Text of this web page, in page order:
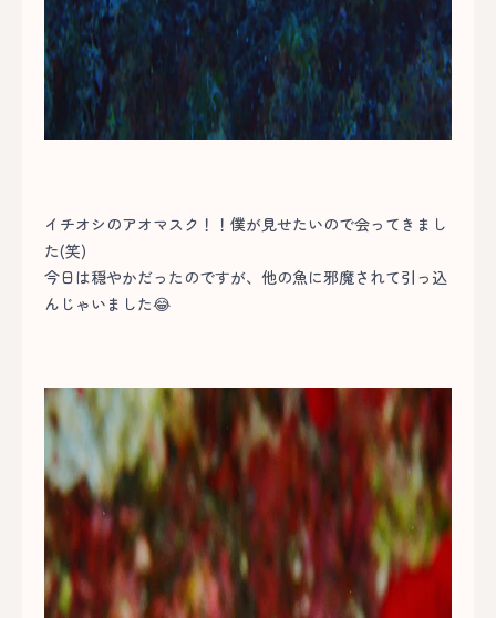
イチオシのアオマスク！！僕が見せたいので会ってきまし
た(笑)
今日は穏やかだったのですが、他の魚に邪魔されて引っ込
んじゃいました😂